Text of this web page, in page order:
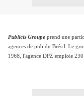
Publicis Groupe prend une
agences de pub du Brésil. Le
1968, l'agence DPZ emploie